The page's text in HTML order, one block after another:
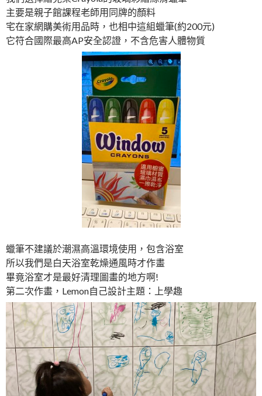
主要是親子館課程老師用同牌的顏料
宅在家網購美術用品時，也相中這組蠟筆(約200元)
它符合國際最高AP安全認證，不含危害人體物質
蠟筆不建議於潮濕高溫環境使用，包含浴室
所以我們是白天浴室乾燥通風時才作畫
畢竟浴室才是最好清理圖畫的地方啊!
第二次作畫，Lemon自己設計主題：上學趣